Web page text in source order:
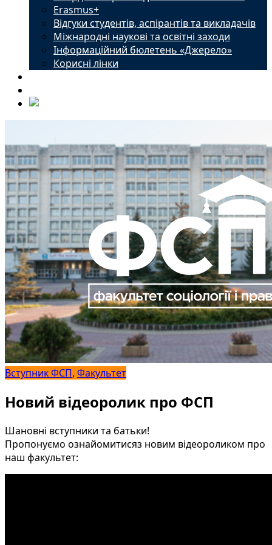
Erasmus+
Відгуки студентів, аспірантів та викладачів
Міжнародні наукові та освітні заходи
Інформаційний бюлетень «Джерело»
Корисні лінки
Вступник ФСП, Факультет
Новий відеоролик про ФСП
Шановні вступники та батьки!
Пропонуємо ознайомитисяз новим відеороликом про
наш факультет: